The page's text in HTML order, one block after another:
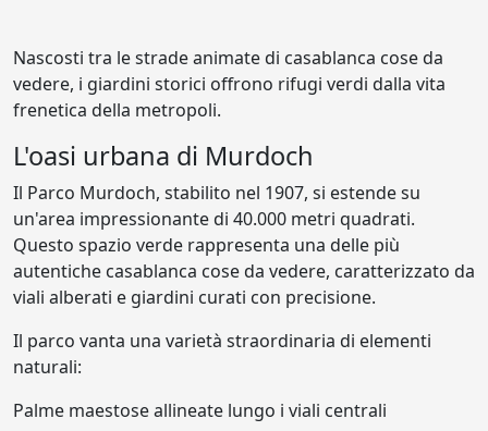
Nascosti tra le strade animate di casablanca cose da
vedere, i giardini storici offrono rifugi verdi dalla vita
frenetica della metropoli.
L'oasi urbana di Murdoch
Il Parco Murdoch, stabilito nel 1907, si estende su
un'area impressionante di 40.000 metri quadrati.
Questo spazio verde rappresenta una delle più
autentiche casablanca cose da vedere, caratterizzato da
viali alberati e giardini curati con precisione.
Il parco vanta una varietà straordinaria di elementi
naturali:
Palme maestose allineate lungo i viali centrali